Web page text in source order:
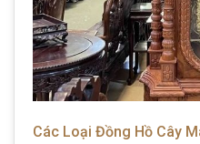
Các Loại Đồng Hồ Cây